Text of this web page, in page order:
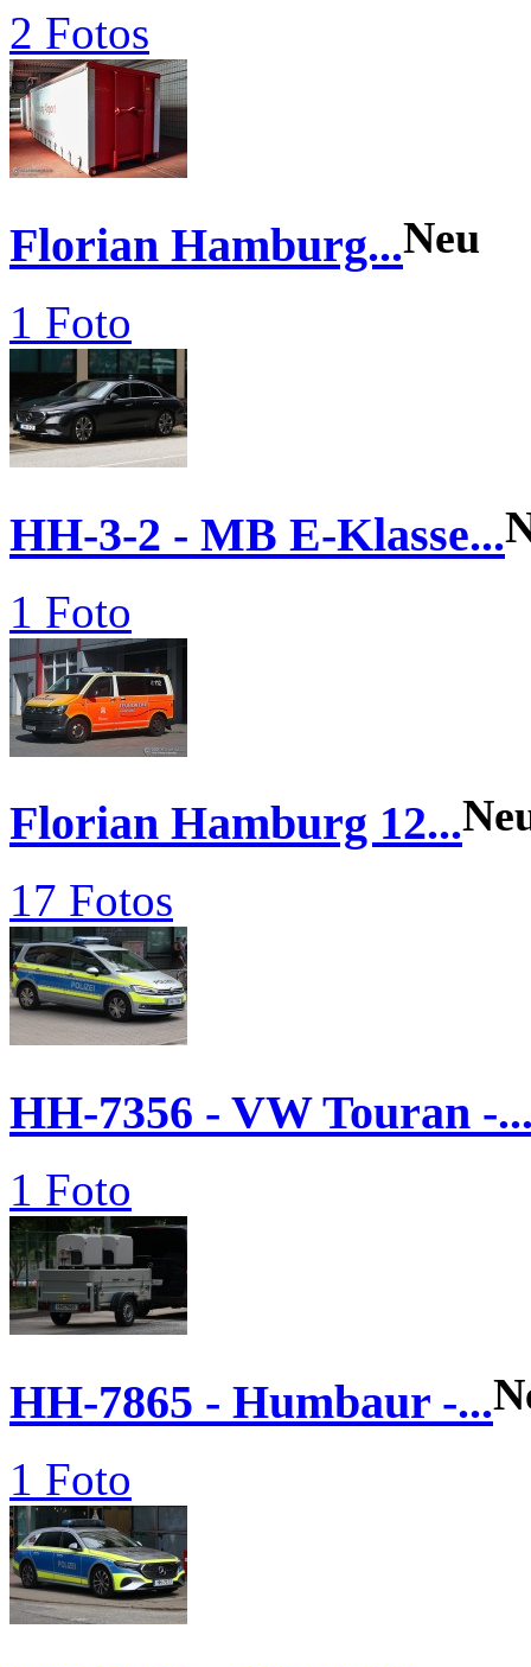
2 Fotos
Florian Hamburg...Neu
1 Foto
HH-3-2 - MB E-Klasse...
1 Foto
Florian Hamburg 12...
17 Fotos
HH-7356 - VW Touran -
1 Foto
HH-7865 - Humbaur -...
1 Foto